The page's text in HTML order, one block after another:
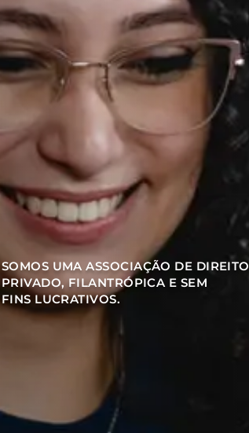
SOMOS UMA ASSOCIAÇÃO DE DIREITO
PRIVADO, FILANTRÓPICA E SEM
FINS LUCRATIVOS.